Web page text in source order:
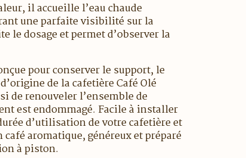
il accueille l’eau chaude
une parfaite visibilité sur la
le dosage et permet d’observer la
pour conserver le support, le
de la cafetière Café Olé
de renouveler l’ensemble de
est endommagé. Facile à installer
d’utilisation de votre cafetière et
aromatique, généreux et préparé
à piston.